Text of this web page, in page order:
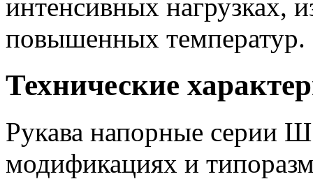
интенсивных нагрузках,
повышенных температур.
Технические
Рукава напорные серии
модификациях и